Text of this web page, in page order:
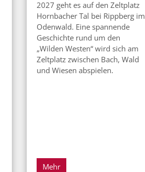
2027 geht es auf den Zeltplatz
Hornbacher Tal bei Rippberg im
Odenwald. Eine spannende
Geschichte rund um den
„Wilden Westen“ wird sich am
Zeltplatz zwischen Bach, Wald
und Wiesen abspielen.
Mehr